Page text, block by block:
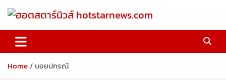
ฮอตสตาร์นิวส์ hotstarnews.com
Home บอยปกรณ์